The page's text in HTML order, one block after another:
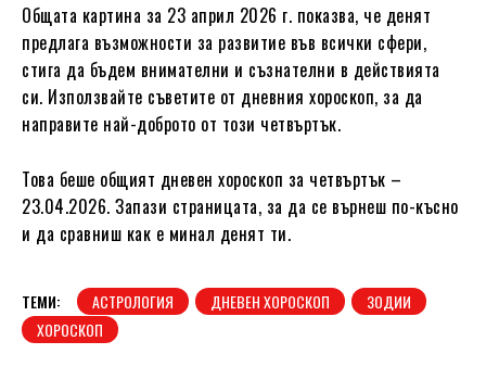
Общата картина за 23 април 2026 г. показва, че денят
предлага възможности за развитие във всички сфери,
стига да бъдем внимателни и съзнателни в действията
си. Използвайте съветите от дневния хороскоп, за да
направите най-доброто от този четвъртък.
Това беше общият дневен хороскоп за четвъртък –
23.04.2026. Запази страницата, за да се върнеш по-късно
и да сравниш как е минал денят ти.
ТЕМИ: АСТРОЛОГИЯ ДНЕВЕН ХОРОСКОП
ЗОДИИ
ХОРОСКОП